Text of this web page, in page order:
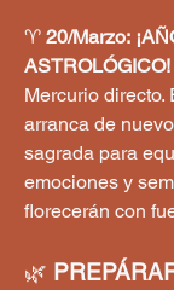
♈ 20/Marzo:
ASTROLÓGICO!
Mercurio directo.
arranca de
sagrada para
emociones y
florecerán con
🌿